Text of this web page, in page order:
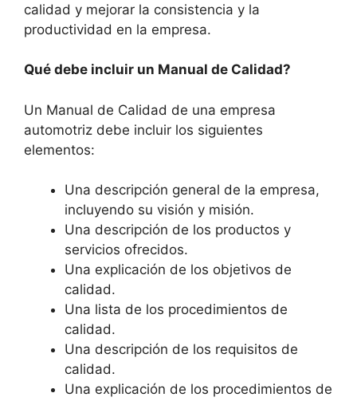
calidad y mejorar la consistencia y la
productividad en la empresa.
Qué debe incluir un Manual de Calidad?
Un Manual de Calidad de una empresa
automotriz debe incluir los siguientes
elementos:
Una descripción general de la empresa,
incluyendo su visión y misión.
Una descripción de los productos y
servicios ofrecidos.
Una explicación de los objetivos de
calidad.
Una lista de los procedimientos de
calidad.
Una descripción de los requisitos de
calidad.
Una explicación de los procedimientos de